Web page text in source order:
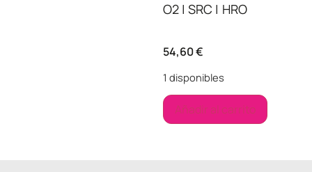
O2 | SRC | HRO
54,60€
1 disponibles
Añadir al carrito